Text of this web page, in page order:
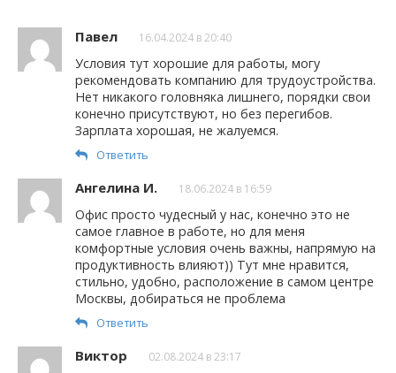
Павел 16.04.2024 в 20:40
Условия тут хорошие для работы, могу
рекомендовать компанию для трудоустройства.
Нет никакого головняка лишнего, порядки свои
конечно присутствуют, но без перегибов.
Зарплата хорошая, не жалуемся.
Ответить
Ангелина И. 18.06.2024 в 16:59
Офис просто чудесный у нас, конечно это не
самое главное в работе, но для меня
комфортные условия очень важны, напрямую на
продуктивность влияют)) Тут мне нравится,
стильно, удобно, расположение в самом центре
Москвы, добираться не проблема
Ответить
Виктор 02.08.2024 в 23:17